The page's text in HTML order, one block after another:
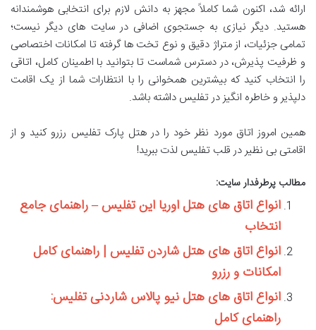
ارائه شد، اکنون شما کاملاً مجهز به دانش لازم برای انتخابی هوشمندانه
هستید. دیگر نیازی به جستجوی اضافی در سایت های دیگر نیست؛
تمامی جزئیات، از متراژ دقیق و نوع تخت ها گرفته تا امکانات اختصاصی
و ظرفیت پذیرش، در دسترس شماست تا بتوانید با اطمینان کامل، اتاقی
را انتخاب کنید که بیشترین همخوانی را با انتظارات شما از یک اقامت
دلپذیر و خاطره انگیز در تفلیس داشته باشد.
همین امروز اتاق مورد نظر خود را در هتل پارک تفلیس رزرو کنید و از
اقامتی بی نظیر در قلب تفلیس لذت ببرید!
مطالب پرطرفدار سایت:
انواع اتاق های هتل اوریا این تفلیس – راهنمای جامع
انتخاب
انواع اتاق های هتل شاردن تفلیس | راهنمای کامل
امکانات و رزرو
انواع اتاق های هتل نیو پالاس شاردنی تفلیس:
راهنمای کامل